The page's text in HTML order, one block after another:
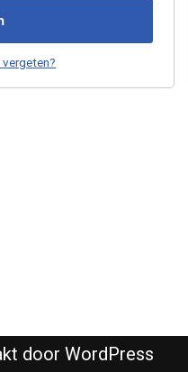
door WordPress